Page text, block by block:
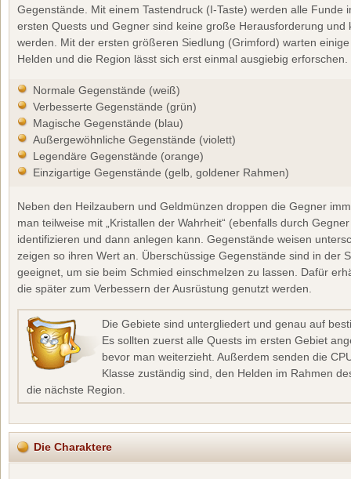
Gegenstände. Mit einem Tastendruck (I-Taste) werden alle Funde
ersten Quests und Gegner sind keine große Herausforderung und
werden. Mit der ersten größeren Siedlung (Grimford) warten
Helden und die Region lässt sich erst einmal ausgiebig erforschen.
Normale Gegenstände (weiß)
Verbesserte Gegenstände (grün)
Magische Gegenstände (blau)
Außergewöhnliche Gegenstände (violett)
Legendäre Gegenstände (orange)
Einzigartige Gegenstände (gelb, goldener Rahmen)
Neben den Heilzaubern und Geldmünzen droppen die Gegner
man teilweise mit „Kristallen der Wahrheit“ (ebenfalls durch
identifizieren und dann anlegen kann. Gegenstände weisen
zeigen so ihren Wert an. Überschüssige Gegenstände sind in der
geeignet, um sie beim Schmied einschmelzen zu lassen. Dafür
die später zum Verbessern der Ausrüstung genutzt werden.
Die Gebiete sind untergliedert und genau auf
Es sollten zuerst alle Quests im ersten Gebiet
bevor man weiterzieht. Außerdem senden die
Klasse zuständig sind, den Helden im Rahmen
die nächste Region.
Die Charaktere